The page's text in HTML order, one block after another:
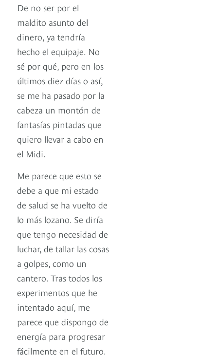
De no ser por el
maldito asunto del
dinero, ya tendría
hecho el equipaje. No
sé por qué, pero en los
últimos diez días o así,
se me ha pasado por la
cabeza un montón de
fantasías pintadas que
quiero llevar a cabo en
el Midi.
Me parece que esto se
debe a que mi estado
de salud se ha vuelto de
lo más lozano. Se diría
que tengo necesidad de
luchar, de tallar las cosas
a golpes, como un
cantero. Tras todos los
experimentos que he
intentado aquí, me
parece que dispongo de
energía para progresar
fácilmente en el futuro.